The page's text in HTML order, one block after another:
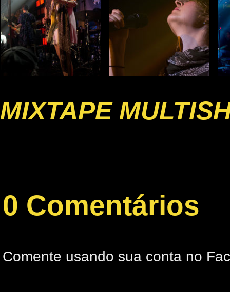
MIXTAPE
0 Comentários
Comente usando sua conta no